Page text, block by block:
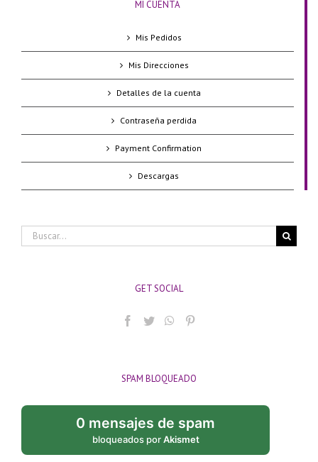
MI CUENTA
Mis Pedidos
Mis Direcciones
Detalles de la cuenta
Contraseña perdida
Payment Confirmation
Descargas
Buscar:
GET SOCIAL
SPAM BLOQUEADO
0 mensajes de spam
bloqueados porAkismet